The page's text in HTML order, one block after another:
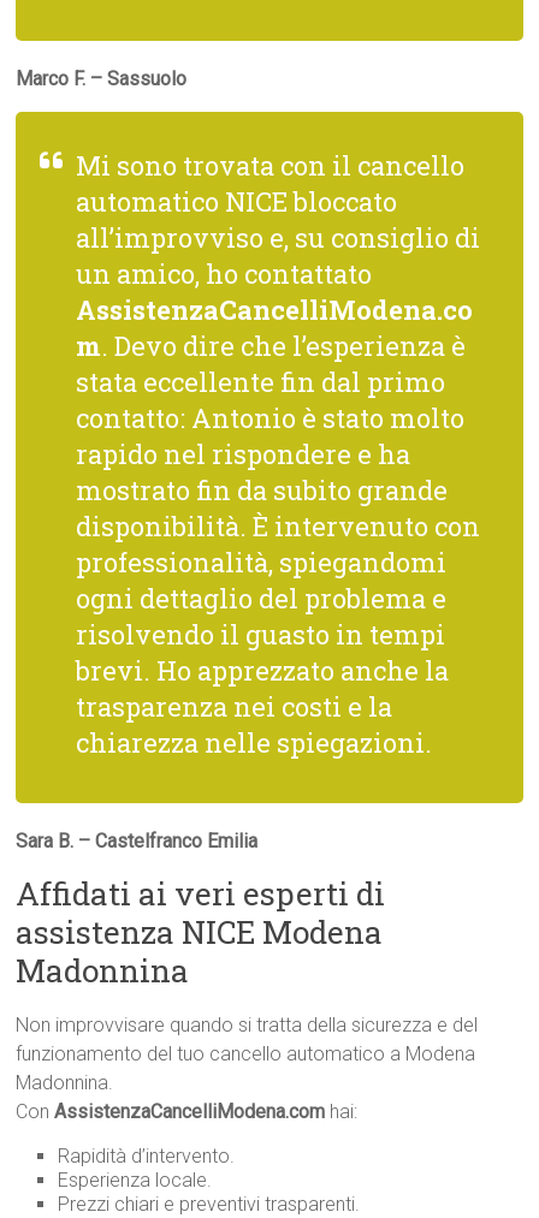
Marco F. – Sassuolo
Mi sono trovata con il cancello
automatico NICE bloccato
all’improvviso e, su consiglio di
un amico, ho contattato
AssistenzaCancelliModena.co
m. Devo dire che l’esperienza è
stata eccellente fin dal primo
contatto: Antonio è stato molto
rapido nel rispondere e ha
mostrato fin da subito grande
disponibilità. È intervenuto con
professionalità, spiegandomi
ogni dettaglio del problema e
risolvendo il guasto in tempi
brevi. Ho apprezzato anche la
trasparenza nei costi e la
chiarezza nelle spiegazioni.
Sara B. – Castelfranco Emilia
Affidati ai veri esperti di
assistenza NICE Modena
Madonnina
Non improvvisare quando si tratta della sicurezza e del
funzionamento del tuo cancello automatico a Modena
Madonnina.
ConAssistenzaCancelliModena.com hai:
Rapidità d’intervento.
Esperienza locale.
Prezzi chiari e preventivi trasparenti.